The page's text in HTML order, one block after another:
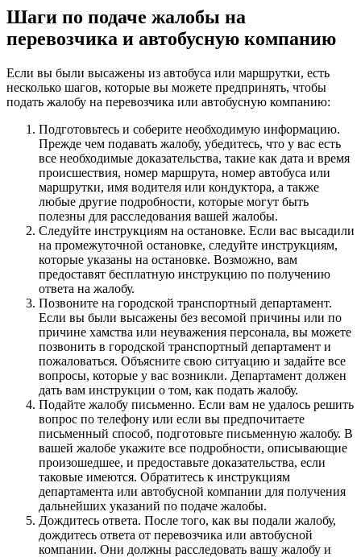
Шаги по подаче жалобы на
перевозчика и автобусную компанию
Если вы были высажены из автобуса или маршрутки, есть
несколько шагов, которые вы можете предпринять, чтобы
подать жалобу на перевозчика или автобусную компанию:
Подготовьтесь и соберите необходимую информацию.
Прежде чем подавать жалобу, убедитесь, что у вас есть
все необходимые доказательства, такие как дата и время
происшествия, номер маршрута, номер автобуса или
маршрутки, имя водителя или кондуктора, а также
любые другие подробности, которые могут быть
полезны для расследования вашей жалобы.
Следуйте инструкциям на остановке. Если вас высадили
на промежуточной остановке, следуйте инструкциям,
которые указаны на остановке. Возможно, вам
предоставят бесплатную инструкцию по получению
ответа на жалобу.
Позвоните на городской транспортный департамент.
Если вы были высажены без весомой причины или по
причине хамства или неуважения персонала, вы можете
позвонить в городской транспортный департамент и
пожаловаться. Объясните свою ситуацию и задайте все
вопросы, которые у вас возникли. Департамент должен
дать вам инструкции о том, как подать жалобу.
Подайте жалобу письменно. Если вам не удалось решить
вопрос по телефону или если вы предпочитаете
письменный способ, подготовьте письменную жалобу. В
вашей жалобе укажите все подробности, описывающие
произошедшее, и предоставьте доказательства, если
таковые имеются. Обратитесь к инструкциям
департамента или автобусной компании для получения
дальнейших указаний по подаче жалобы.
Дождитесь ответа. После того, как вы подали жалобу,
дождитесь ответа от перевозчика или автобусной
компании. Они должны расследовать вашу жалобу и